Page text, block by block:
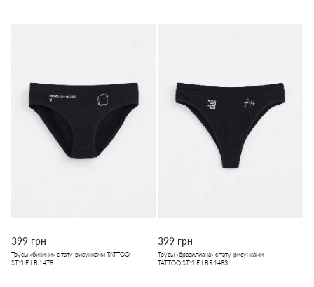
399 грн
Трусы «бикини» с тату-рисунками TATTOO
STYLE LB 1478
399 грн
Трусы «бразилиана» с тату-рисунками
TATTOO STYLE LBR 1483